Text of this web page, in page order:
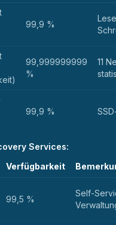
99,9 %
99,999999999
%
11
99,9 %
Services:
Verfügbarkeit
99,5 %
Self-